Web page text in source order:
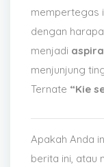
mempertegas
dengan
menjadi
menjunjung
Ternate “Kie
Apakah Anda
berita ini, atau